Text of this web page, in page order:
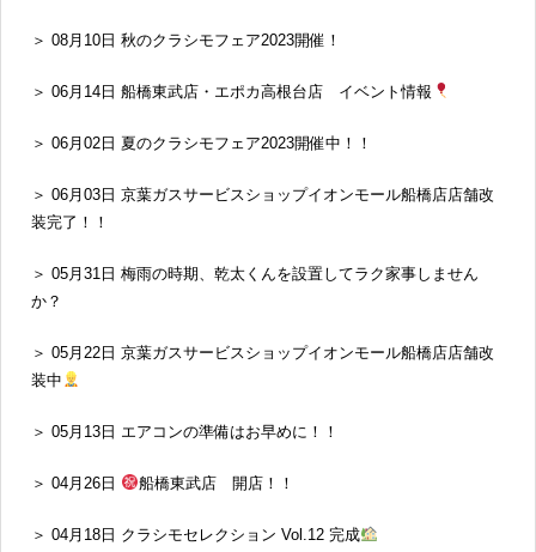
＞ 08月10日 秋のクラシモフェア2023開催！
＞ 06月14日 船橋東武店・エポカ高根台店 イベント情報
＞ 06月02日 夏のクラシモフェア2023開催中！！
＞ 06月03日 京葉ガスサービスショップイオンモール船橋店店舗改
装完了！！
＞ 05月31日 梅雨の時期、乾太くんを設置してラク家事しません
か？
＞ 05月22日 京葉ガスサービスショップイオンモール船橋店店舗改
装中
＞ 05月13日 エアコンの準備はお早めに！！
＞ 04月26日 船橋東武店 開店！！
＞ 04月18日 クラシモセレクション Vol.12 完成